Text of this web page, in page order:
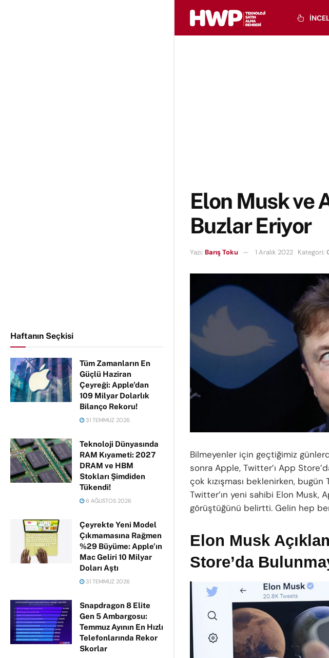
Haftanın Seçkisi
Tüm Zamanların En
Güçlü Haziran
Çeyreği: Apple’dan
109 Milyar Dolarlık
Bilanço Rekoru!
31 TEMMUZ 2026
Teknoloji Dünyasında
RAM Kıyameti: 2027
DRAM ve HBM
Stokları Şimdiden
Tükendi!
6 AĞUSTOS 2026
Çeyrekte Yeni Model
Çıkmamasına Rağmen
%29 Büyüme: Apple’ın
Mac Geliri 10 Milyar
Doları Aştı
31 TEMMUZ 2026
Snapdragon 8 Elite
Gen 5 Ambargosu:
Temmuz Ayının En Hızlı
Telefonlarında Rekor
Skorlar
Elon Musk ve
Buzlar Eriyor
Yazı: Barış Toku 1 Aralık 2022 Kategori:
Bilmeyenler için geçtiğimiz
sonra Apple, Twitter’ı App
çok kızışması beklenirken,
Twitter’ın yeni sahibi Elon Musk,
görüştüğünü belirtti. Gelin hep
Elon Musk
Store’da